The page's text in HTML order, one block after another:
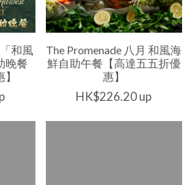
和風
晚餐
The Promenade 八月 和風海
鮮自助午餐【高達五五折優
惠】
HK$226.20 up